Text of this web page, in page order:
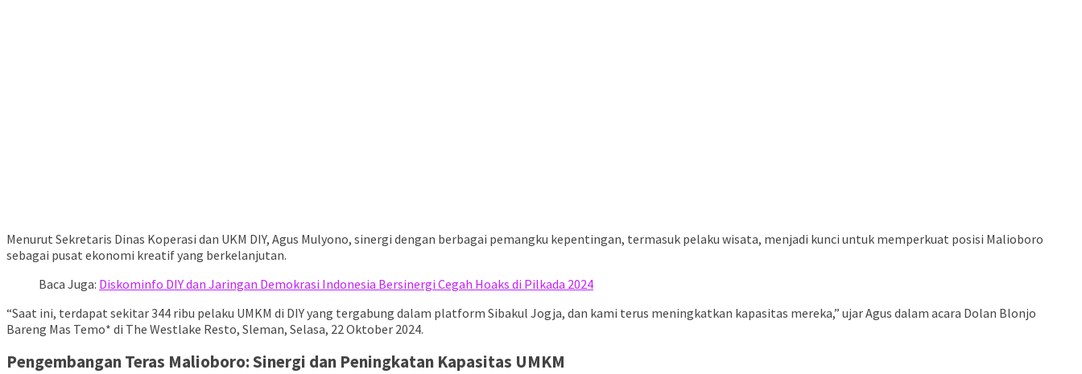
Menurut Sekretaris Dinas Koperasi dan UKM DIY, Agus Mulyono, sinergi dengan berbagai pemangku kepentingan, termasuk pelaku wisata, menjadi kunci untuk memperkuat posisi Malioboro
sebagai pusat ekonomi kreatif yang berkelanjutan.
Baca Juga: Diskominfo DIY dan Jaringan Demokrasi Indonesia Bersinergi Cegah Hoaks di Pilkada 2024
“Saat ini, terdapat sekitar 344 ribu pelaku UMKM di DIY yang tergabung dalam platform Sibakul Jogja, dan kami terus meningkatkan kapasitas mereka,” ujar Agus dalam acara Dolan Blonjo
Bareng Mas Temo* di The Westlake Resto, Sleman, Selasa, 22 Oktober 2024.
Pengembangan Teras Malioboro: Sinergi dan Peningkatan Kapasitas UMKM